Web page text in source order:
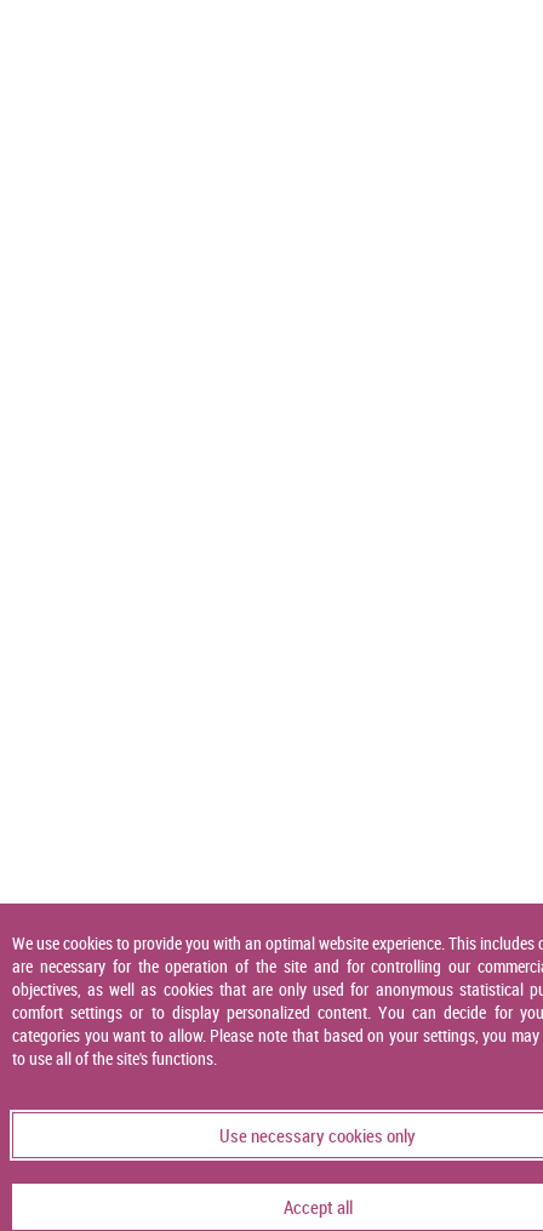
We use cookies to provide you with an optimal website experience. This includes
are necessary for the operation of the site and for controlling our
objectives, as well as cookies that are only used for anonymous statistical
comfort settings or to display personalized content. You can decide for
categories you want to allow. Please note that based on your settings, you
to use all of the site's functions.
Use necessary cookies only
Accept all